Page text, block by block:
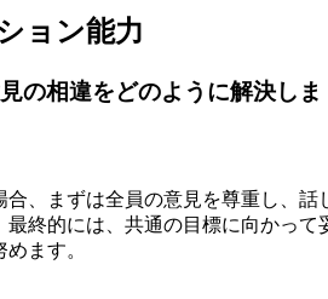
ョン能力
の相違をどのように解決しま
合、まずは全員の意見を尊重し、話
最終的には、共通の目標に向かって
ます。